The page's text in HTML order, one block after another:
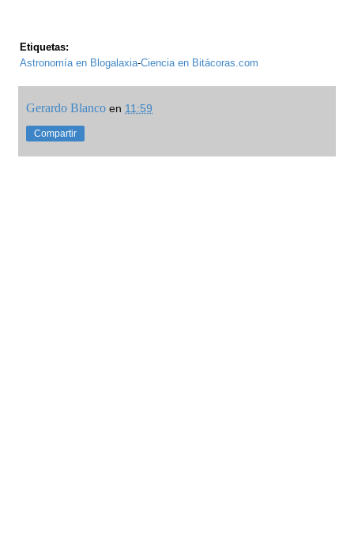
Etiquetas:
Astronomía en Blogalaxia-Ciencia en Bitácoras.com
Gerardo Blanco en 11:59
Compartir